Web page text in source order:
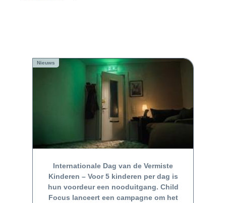
Nieuws
Internationale Dag van de Vermiste
Kinderen – Voor 5 kinderen per dag is
hun voordeur een nooduitgang. Child
Focus lanceert een campagne om het